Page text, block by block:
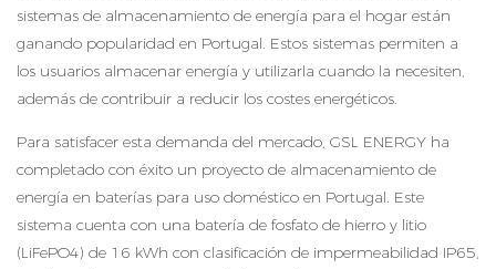
sistemas de almacenamiento de energía para el hogar están
ganando popularidad en Portugal. Estos sistemas permiten a
los usuarios almacenar energía y utilizarla cuando la necesiten,
además de contribuir a reducir los costes energéticos.
Para satisfacer esta demanda del mercado, GSL ENERGY ha
completado con éxito un proyecto de almacenamiento de
energía en baterías para uso doméstico en Portugal. Este
sistema cuenta con una batería de fosfato de hierro y litio
(LiFePO4) de 16 kWh con clasificación de impermeabilidad IP65,